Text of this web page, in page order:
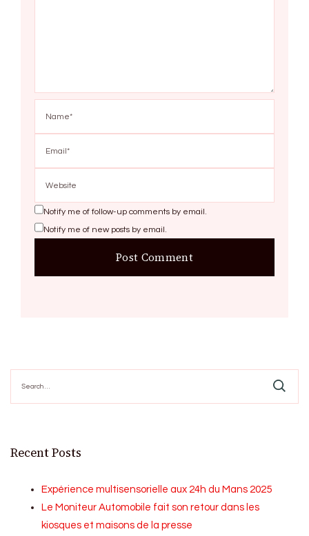
Notify me of follow-up comments by email.
Notify me of new posts by email.
for:
Recent Posts
Expérience multisensorielle aux 24h du Mans 2025
Le Moniteur Automobile fait son retour dans les
kiosques et maisons de la presse